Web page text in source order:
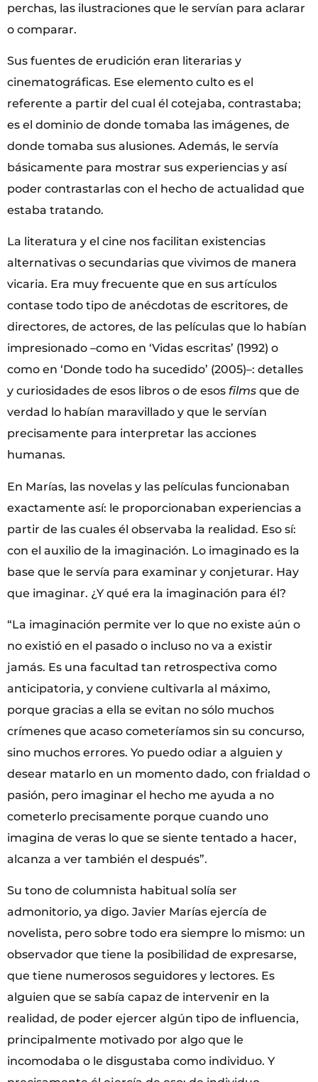
perchas, las ilustraciones que le servían para aclarar
o comparar.
Sus fuentes de erudición eran literarias y
cinematográficas. Ese elemento culto es el
referente a partir del cual él cotejaba, contrastaba;
es el dominio de donde tomaba las imágenes, de
donde tomaba sus alusiones. Además, le servía
básicamente para mostrar sus experiencias y así
poder contrastarlas con el hecho de actualidad que
estaba tratando.
La literatura y el cine nos facilitan existencias
alternativas o secundarias que vivimos de manera
vicaria. Era muy frecuente que en sus artículos
contase todo tipo de anécdotas de escritores, de
directores, de actores, de las películas que lo habían
impresionado –como en ‘Vidas escritas’ (1992) o
como en ‘Donde todo ha sucedido’ (2005)–: detalles
y curiosidades de esos libros o de esos films que de
verdad lo habían maravillado y que le servían
precisamente para interpretar las acciones
humanas.
En Marías, las novelas y las películas funcionaban
exactamente así: le proporcionaban experiencias a
partir de las cuales él observaba la realidad. Eso sí:
con el auxilio de la imaginación. Lo imaginado es la
base que le servía para examinar y conjeturar. Hay
que imaginar. ¿Y qué era la imaginación para él?
“La imaginación permite ver lo que no existe aún o
no existió en el pasado o incluso no va a existir
jamás. Es una facultad tan retrospectiva como
anticipatoria, y conviene cultivarla al máximo,
porque gracias a ella se evitan no sólo muchos
crímenes que acaso cometeríamos sin su concurso,
sino muchos errores. Yo puedo odiar a alguien y
desear matarlo en un momento dado, con frialdad o
pasión, pero imaginar el hecho me ayuda a no
cometerlo precisamente porque cuando uno
imagina de veras lo que se siente tentado a hacer,
alcanza a ver también el después”.
Su tono de columnista habitual solía ser
admonitorio, ya digo. Javier Marías ejercía de
novelista, pero sobre todo era siempre lo mismo: un
observador que tiene la posibilidad de expresarse,
que tiene numerosos seguidores y lectores. Es
alguien que se sabía capaz de intervenir en la
realidad, de poder ejercer algún tipo de influencia,
principalmente motivado por algo que le
incomodaba o le disgustaba como individuo. Y